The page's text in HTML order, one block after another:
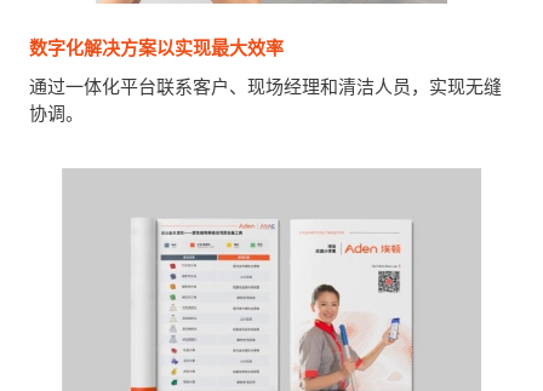
数字化解决方案以实现最大效率
通过一体化平台联系客户、现场经理和清洁人员，实现无缝
协调。